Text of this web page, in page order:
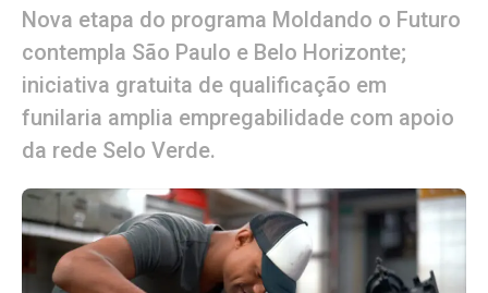
Nova etapa do programa Moldando o Futuro
contempla São Paulo e Belo Horizonte;
iniciativa gratuita de qualificação em
funilaria amplia empregabilidade com apoio
da rede Selo Verde.